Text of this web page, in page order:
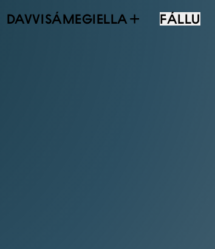
DAVVISÁMEGIELLA FÁLLU